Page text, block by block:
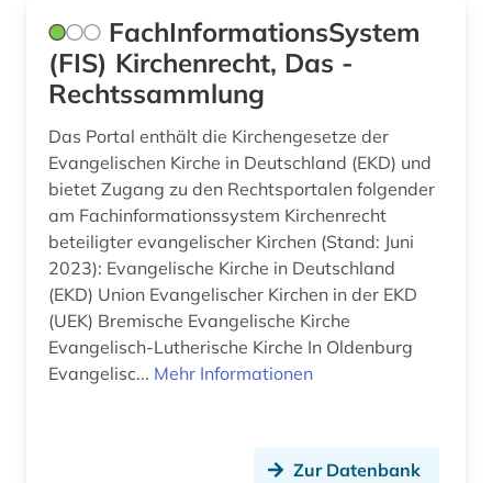
denkmalpflege (1)
deportation (1)
depotfund (1)
designerin (1)
dessau (1)
deutsch (1)
deutsch-deutsche beziehungen (1)
deutsche bundesbank (1)
deutscher alpenverein (1)
FachInformationsSystem
(FIS) Kirchenrecht, Das -
Rechtssammlung
Das Portal enthält die Kirchengesetze der
Evangelischen Kirche in Deutschland (EKD) und
bietet Zugang zu den Rechtsportalen folgender
am Fachinformationssystem Kirchenrecht
beteiligter evangelischer Kirchen (Stand: Juni
2023): Evangelische Kirche in Deutschland
(EKD) Union Evangelischer Kirchen in der EKD
(UEK) Bremische Evangelische Kirche
Evangelisch-Lutherische Kirche In Oldenburg
Evangelisc... Mehr Informationen
Zur Datenbank